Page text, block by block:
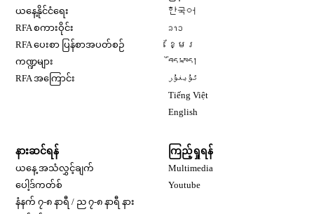
ယနေ့နိုင်ငံရေး
RFA စကားဝိုင်း
RFA ပေးစာ ပြန်စာအပတ်စဉ်
ကဏ္ဍများ
RFA အကြောင်း
한국어
ລາວ
ខ្មែរ
བོད་སྐད།
ئۇيغۇر
Tiếng Việt
English
နားဆင်ရန်
ယနေ့ အသံလွှင့်ချက်
ပေါ့ဒ်ကတ်စ်
နံနက် ၇-၈ နာရီ / ည ၇-၈ နာရီ နား
ကြည့်ရှုရန်
Multimedia
Youtube